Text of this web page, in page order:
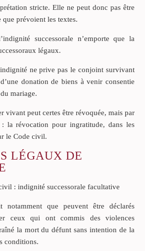
stricte. Elle ne peut donc pas être
que prévoient les textes.
successorale n’emporte que la
légaux.
ne prive pas le conjoint survivant
donation de biens à venir consentie
mariage.
vivant peut certes être révoquée, mais par
: la révocation pour ingratitude, dans les
le Code civil.
LÉGAUX DE
: indignité successorale facultative
notamment que peuvent être déclarés
ceux qui ont commis des violences
la mort du défunt sans intention de la
conditions.